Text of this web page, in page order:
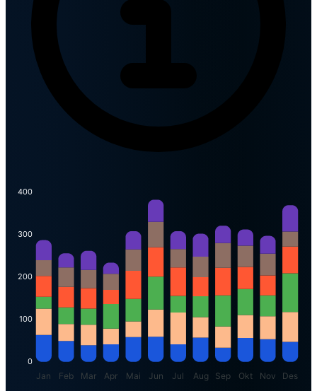
400
300
200
100
0
Jan Feb Mar Apr Mai Jun Jul Aug Sep Okt Nov Des